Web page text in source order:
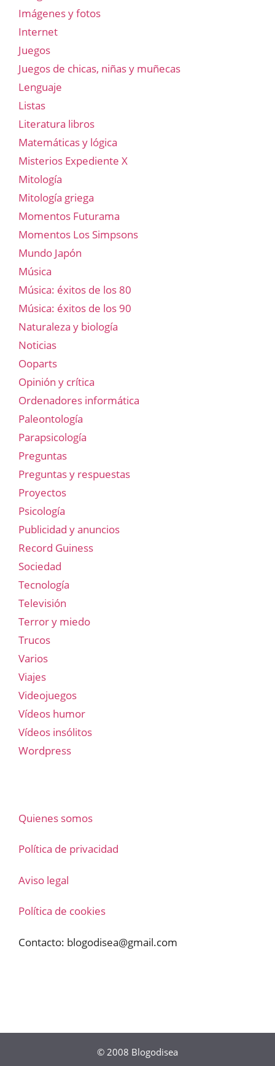
Imágenes y fotos
Internet
Juegos
Juegos de chicas, niñas y muñecas
Lenguaje
Listas
Literatura libros
Matemáticas y lógica
Misterios Expediente X
Mitología
Mitología griega
Momentos Futurama
Momentos Los Simpsons
Mundo Japón
Música
Música: éxitos de los 80
Música: éxitos de los 90
Naturaleza y biología
Noticias
Ooparts
Opinión y crítica
Ordenadores informática
Paleontología
Parapsicología
Preguntas
Preguntas y respuestas
Proyectos
Psicología
Publicidad y anuncios
Record Guiness
Sociedad
Tecnología
Televisión
Terror y miedo
Trucos
Varios
Viajes
Videojuegos
Vídeos humor
Vídeos insólitos
Wordpress
Quienes somos
Política de privacidad
Aviso legal
Política de cookies
Contacto: blogodisea@gmail.com
© 2008 Blogodisea